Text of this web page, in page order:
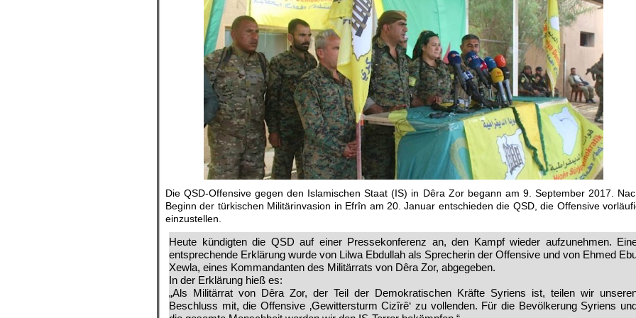
Die QSD-Offensive gegen den Islamischen Staat (IS) in Dêra Zor begann am 9. September 2017.
Beginn der türkischen Militärinvasion in Efrîn am 20. Januar entschieden die QSD, die Offensive
einzustellen.
Heute kündigten die QSD auf einer Pressekonferenz an, den Kampf wieder aufzunehmen.
entsprechende Erklärung wurde von Lilwa Ebdullah als Sprecherin der Offensive und von Ehmed
Xewla, eines Kommandanten des Militärrats von Dêra Zor, abgegeben.
In der Erklärung hieß es:
„Als Militärrat von Dêra Zor, der Teil der Demokratischen Kräfte Syriens ist, teilen wir
Beschluss mit, die Offensive ‚Gewittersturm Cizîrê‘ zu vollenden. Für die Bevölkerung Syriens